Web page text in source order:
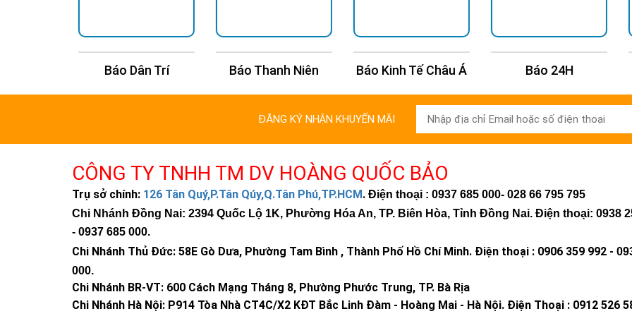
Báo Dân Trí Báo Thanh Niên Báo Kinh Tế Châu Á Báo 24H
ĐĂNG KÝ NHẬN KHUYẾN MÃI
CÔNG TY TNHH TM DV HOÀNG QUỐC BẢO
Trụ sở chính: 126 Tân Quý,P.Tân Qúy,Q.Tân Phú,TP.HCM. Điện thoại : 0937 685 000- 028 66 795 795
Chi Nhánh Đồng Nai: 2394 Quốc Lộ 1K, Phường Hóa An, TP. Biên Hòa, Tỉnh Đồng Nai. Điện thoại: 0938
- 0937 685 000.
Chi Nhánh Thủ Đức: 58E Gò Dưa, Phường Tam Bình , Thành Phố Hồ Chí Minh. Điện thoại : 0906 359 992 -
000.
Chi Nhánh BR-VT: 600 Cách Mạng Tháng 8, Phường Phước Trung, TP. Bà Rịa
Chi Nhánh Hà Nội: P914 Tòa Nhà CT4C/X2 KĐT Bắc Linh Đàm - Hoàng Mai - Hà Nội. Điện Thoại : 0912 526